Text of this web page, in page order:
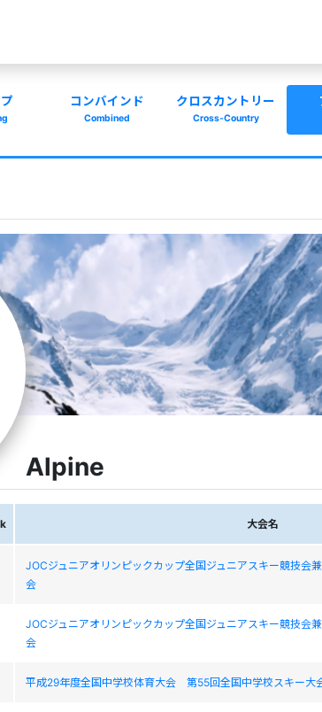
コンバインド
Combined
クロスカントリー
Cross-Country
Alpine
大会名
JOCジュニアオリンピックカップ全国ジュニアスキー競技会
会
JOCジュニアオリンピックカップ全国ジュニアスキー競技会
会
平成29年度全国中学校体育大会 第55回全国中学校スキー大